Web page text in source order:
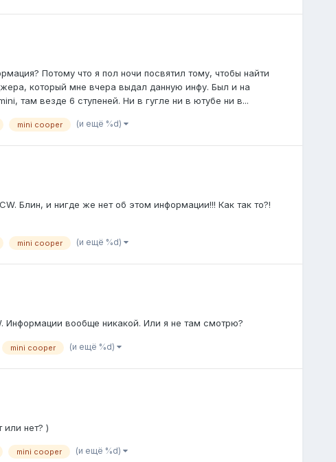
Потому что я пол ночи посвятил тому, чтобы найти
который мне вчера выдал данную инфу. Был и на
там везде 6 ступеней. Ни в гугле ни в ютубе ни в...
mini cooper (и ещё %d)
Блин, и нигде же нет об этом информации!!! Как так то?!
mini cooper (и ещё %d)
Информации вообще никакой. Или я не там смотрю?
mini cooper (и ещё %d)
или нет? )
mini cooper (и ещё %d)